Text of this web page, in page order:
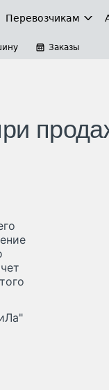
Перевозчикам
Заказы